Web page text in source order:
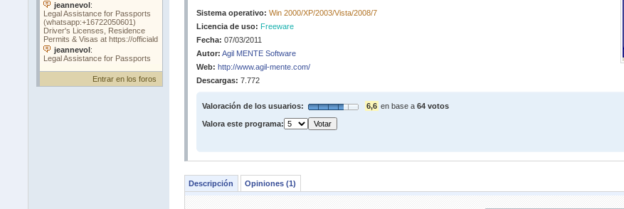
Entrar en los foros
Sistema operativo: Win 2000/XP/2003/Vista/2008/7
Licencia de uso: Freeware
Fecha: 07/03/2011
Autor: Agil MENTE Software
Web: http://www.agil-mente.com/
Descargas: 7.772
Valoración de los usuarios: 6,6 en base a 64 votos
Valora este programa:
Descripción Opiniones (1)